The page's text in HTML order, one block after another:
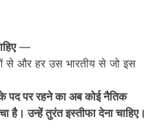
—
से और हर उस भारतीय से जो इस
पद पर रहने का अब कोई नैतिक
है। उन्हें तुरंत इस्तीफा देना चाहिए।